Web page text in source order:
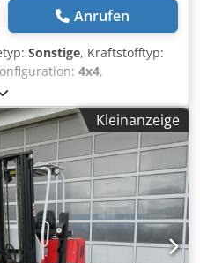
Anrufen
Sonstige, Kraftstofftyp:
4x4,
625 h,
2’000 kg
, Ausstattung:
Dkjdpfxszl Evre Ai Hor
Kleinanzeige